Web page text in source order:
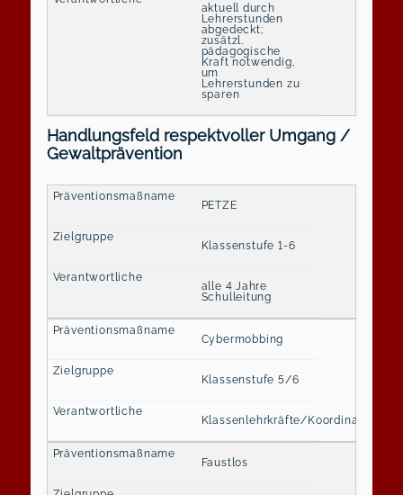
aktuell durch
Lehrerstunden
abgedeckt;
zusätzl.
pädagogische
Kraft notwendig,
um
Lehrerstunden zu
sparen
Handlungsfeld respektvoller Umgang /
Gewaltprävention
PETZE
Klassenstufe 1-6
alle 4 Jahre
Schulleitung
Cybermobbing
Klassenstufe 5/6
Klassenlehrkräfte/Koordination
Faustlos